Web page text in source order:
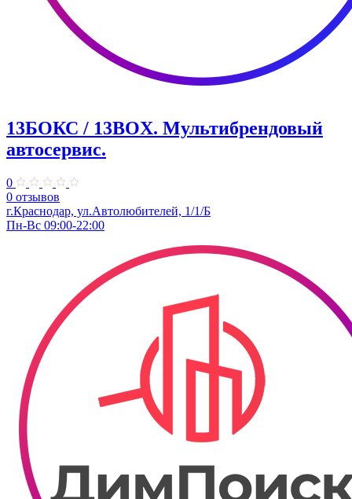
13БОКС / 13BOX. ​Мультибрендовый
автосервис.
0
0 отзывов
г.Краснодар, ул.Автолюбителей, 1/1/Б
Пн-Вс 09:00-22:00